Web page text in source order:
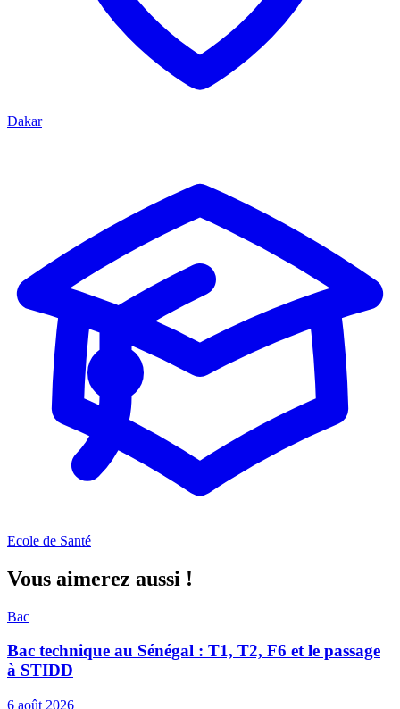
Dakar
Ecole de Santé
Vous aimerez aussi !
Bac
Bac technique au Sénégal : T1, T2, F6 et le passage
à STIDD
6 août 2026